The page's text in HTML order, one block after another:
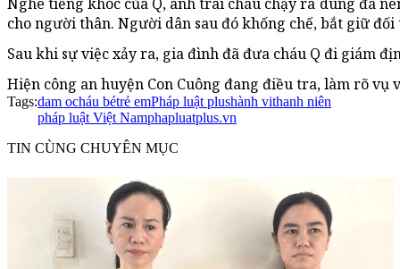
cho người thân. Người dân sau đó khống chế, bắt giữ
Sau khi sự việc xảy ra, gia đình đã đưa cháu Q đi giám
Hiện công an huyện Con Cuông đang điều tra, làm rõ vụ
Tags:dam ocháu bétrẻ emPháp luật plushành vithanh niên
pháp luật Việt Namphapluatplus.vn
TIN CÙNG CHUYÊN MỤC